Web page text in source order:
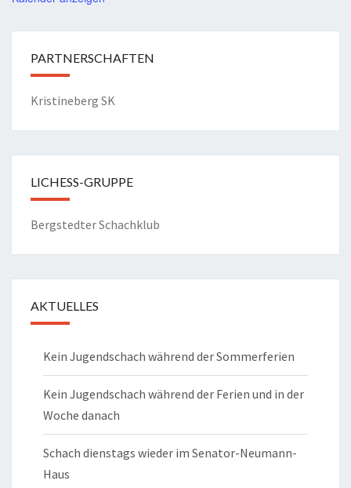
PARTNERSCHAFTEN
Kristineberg SK
LICHESS-GRUPPE
Bergstedter Schachklub
AKTUELLES
Kein Jugendschach während der Sommerferien
Kein Jugendschach während der Ferien und in der
Woche danach
Schach dienstags wieder im Senator-Neumann-
Haus